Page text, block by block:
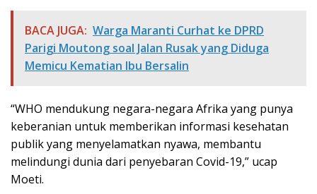
BACA JUGA: Warga Maranti Curhat ke DPRD
Parigi Moutong soal Jalan Rusak yang Diduga
Memicu Kematian Ibu Bersalin
“WHO mendukung negara-negara Afrika yang punya
keberanian untuk memberikan informasi kesehatan
publik yang menyelamatkan nyawa, membantu
melindungi dunia dari penyebaran Covid-19,” ucap
Moeti.